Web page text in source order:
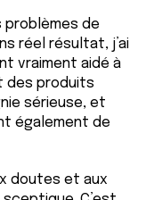
problèmes de
réel résultat, j’ai
vraiment aidé à
des produits
sérieuse, et
également de
doutes et aux